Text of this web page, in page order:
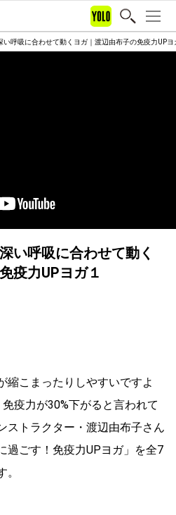
い呼吸に合わせて動くヨガ｜渡辺由布子の免疫力UPヨ
い呼吸に合わせて動く
疫力UPヨガ１
縮こまったりしやすいですよ
疫力が30%下がると言われて
ストラクター・渡辺由布子さん
過ごす！免疫力UPヨガ」を全7